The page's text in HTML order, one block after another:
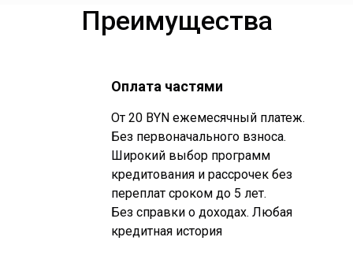
Преимущества
Оплата частями
От 20 BYN ежемесячный платеж.
Без первоначального взноса.
Широкий выбор программ
кредитования и рассрочек без
переплат сроком до 5 лет.
Без справки о доходах. Любая
кредитная история